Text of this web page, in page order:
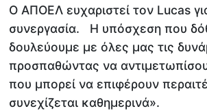
Ο ΑΠΟΕΛ ευχαριστεί τον Lucas
συνεργασία. Η υπόσχεση που
δουλεύουμε με όλες μας τις
προσπαθώντας να
που μπορεί να επιφέρουν
συνεχίζεται καθημερινά».